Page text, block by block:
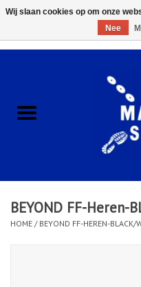
ACCESSOIRES/HARDWARE
KLEDING
CLUBSHOPS
BEYOND FF-Heren-
HOME / BEYOND FF-HEREN-BLACK/
Wij slaan cookies op om onze
Nee